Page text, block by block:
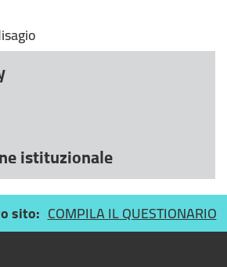
istituzionale
sito: COMPILA IL QUESTIONARIO